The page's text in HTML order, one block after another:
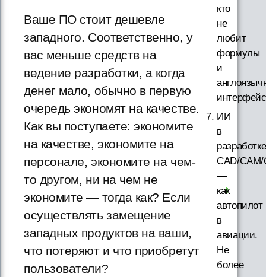
Ваше ПО стоит дешевле
западного. Соответственно, у
вас меньше средств на
ведение разработки, а когда
денег мало, обычно в первую
очередь экономят на качестве.
Как вы поступаете: экономите
на качестве, экономите на
персонале, экономите на чем-
то другом, ни на чем не
экономите — тогда как? Если
осуществлять замещение
западных продуктов на ваши,
что потеряют и что приобретут
пользователи?
кто
не
любит
формулы
и
ИИ
в
разработке
CAD/
—
как
автопилот
в
авиации.
Не
более